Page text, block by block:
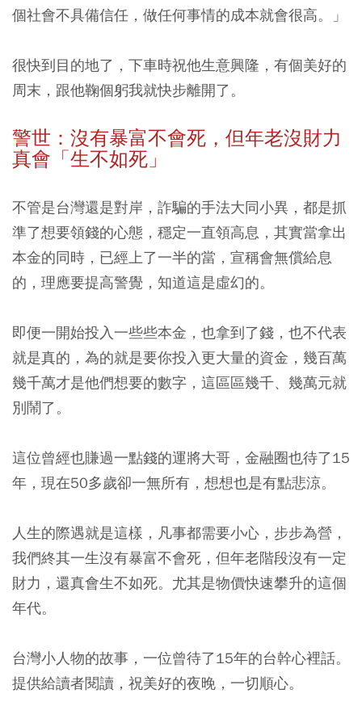
個社會不具備信任，做任何事情的成本就會很高。」
很快到目的地了，下車時祝他生意興隆，有個美好的
周末，跟他鞠個躬我就快步離開了。
警世：沒有暴富不會死，但年老沒財力
真會「生不如死」
不管是台灣還是對岸，詐騙的手法大同小異，都是抓
準了想要領錢的心態，穩定一直領高息，其實當拿出
本金的同時，已經上了一半的當，宣稱會無償給息
的，理應要提高警覺，知道這是虛幻的。
即便一開始投入一些些本金，也拿到了錢，也不代表
就是真的，為的就是要你投入更大量的資金，幾百萬
幾千萬才是他們想要的數字，這區區幾千、幾萬元就
別鬧了。
這位曾經也賺過一點錢的運將大哥，金融圈也待了15
年，現在50多歲卻一無所有，想想也是有點悲涼。
人生的際遇就是這樣，凡事都需要小心，步步為營，
我們終其一生沒有暴富不會死，但年老階段沒有一定
財力，還真會生不如死。尤其是物價快速攀升的這個
年代。
台灣小人物的故事，一位曾待了15年的台幹心裡話。
提供給讀者閱讀，祝美好的夜晚，一切順心。